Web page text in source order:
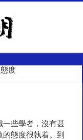
度
一些學者，沒有甚
態度很執着。到